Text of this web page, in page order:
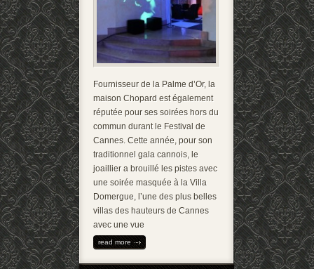
Fournisseur de la Palme d’Or, la
maison Chopard est également
réputée pour ses soirées hors du
commun durant le Festival de
Cannes. Cette année, pour son
traditionnel gala cannois, le
joaillier a brouillé les pistes avec
une soirée masquée à la Villa
Domergue, l’une des plus belles
villas des hauteurs de Cannes
avec une vue
read more